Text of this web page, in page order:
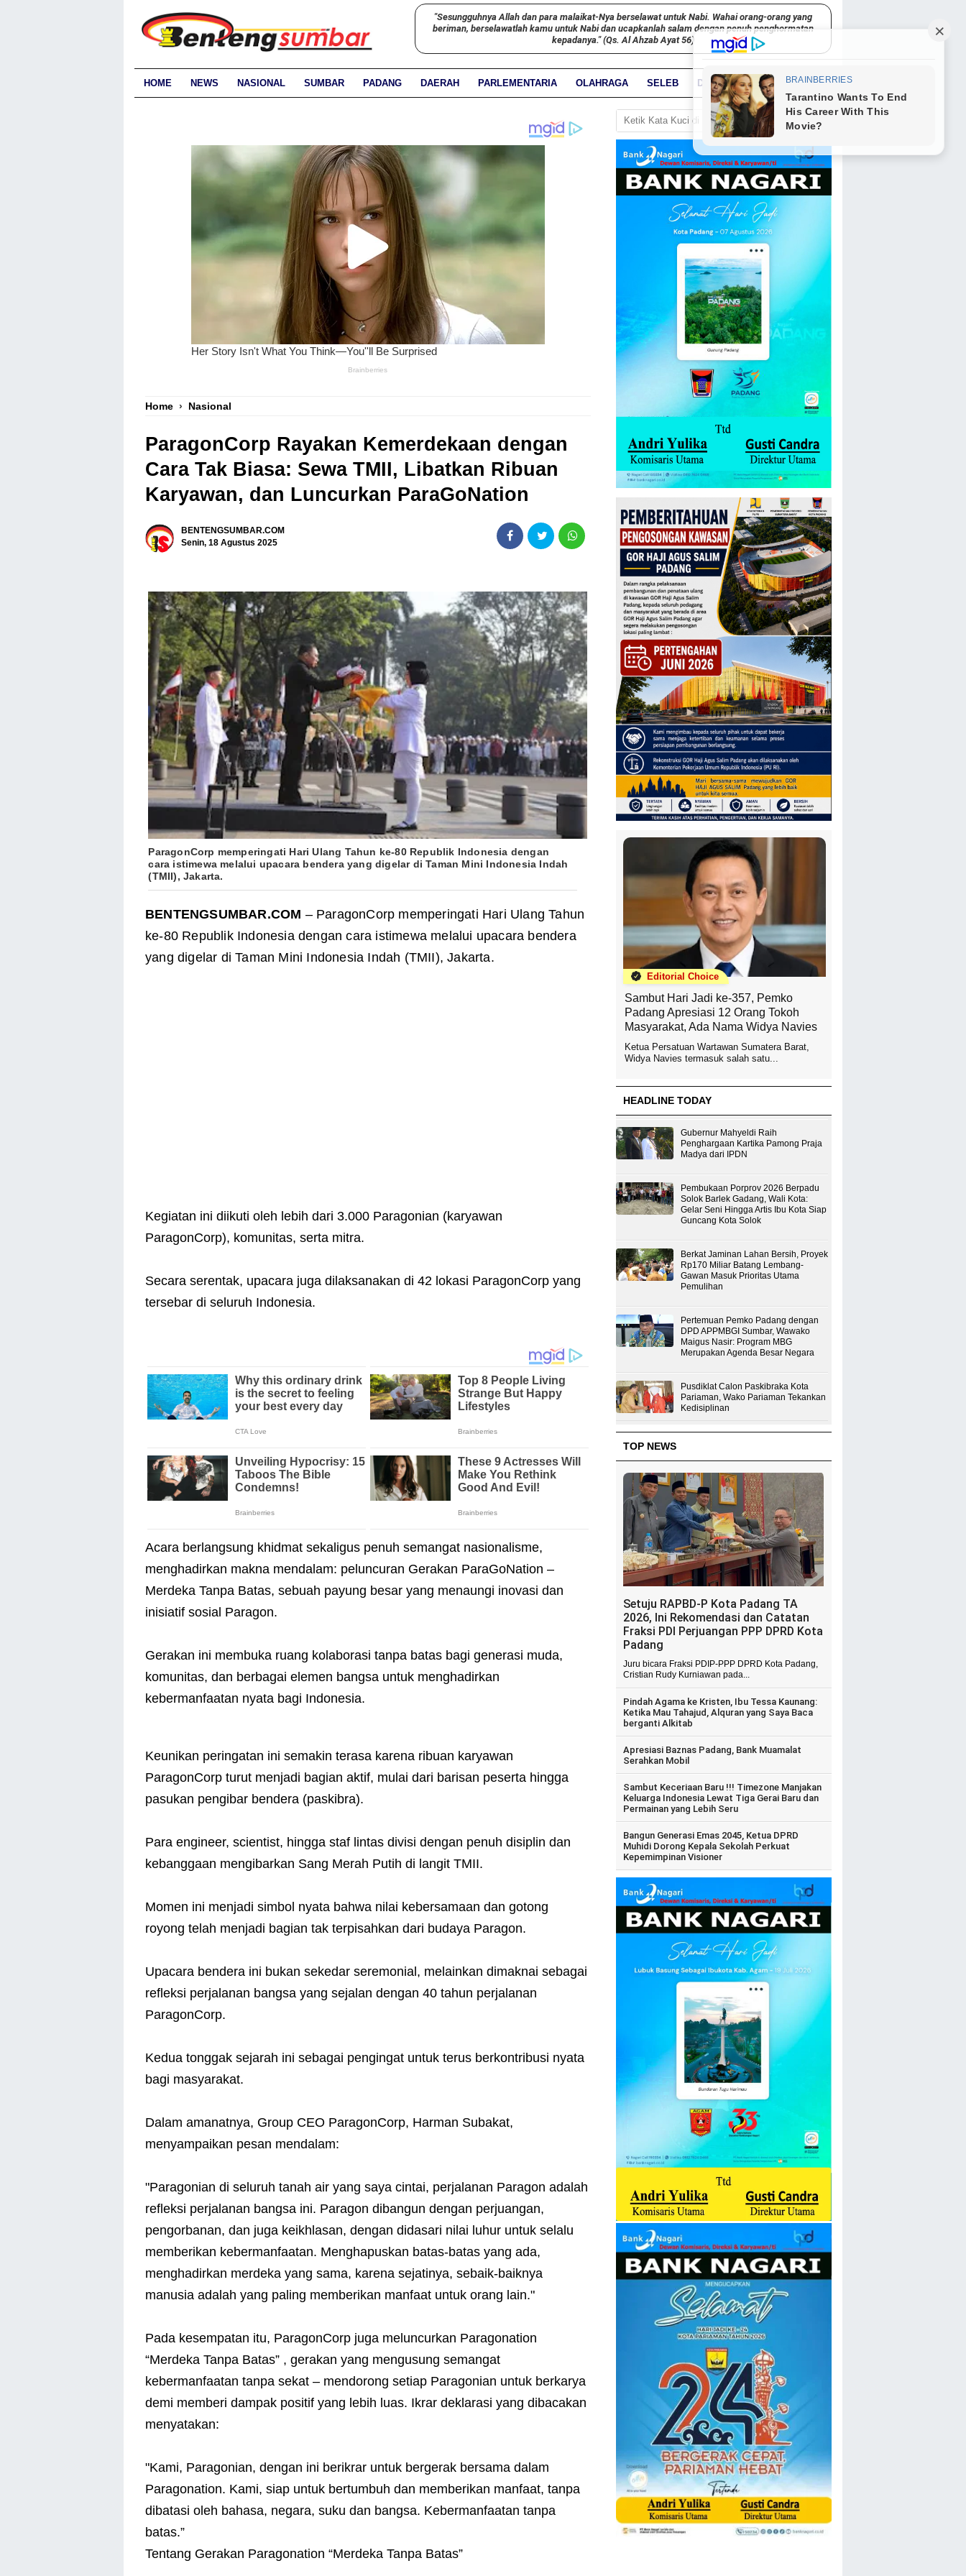
"Sesungguhnya Allah dan para malaikat-Nya berselawat untuk Nabi. Wahai orang-orang yang
beriman, berselawatlah kamu untuk Nabi dan ucapkanlah salam dengan penuh penghormatan
kepadanya." (Qs. Al Ahzab Ayat 56)
HOME NEWS NASIONAL SUMBAR PADANG DAERAH PARLEMENTARIA OLAHRAGA SELEB DUNIA PARIWARA
Home › Nasional
ParagonCorp Rayakan Kemerdekaan dengan
Cara Tak Biasa: Sewa TMII, Libatkan Ribuan
Karyawan, dan Luncurkan ParaGoNation
BENTENGSUMBAR.COM
Senin, 18 Agustus 2025
ParagonCorp memperingati Hari Ulang Tahun ke-80 Republik Indonesia dengan
cara istimewa melalui upacara bendera yang digelar di Taman Mini Indonesia Indah
(TMII), Jakarta.
BENTENGSUMBAR.COM – ParagonCorp memperingati Hari Ulang Tahun
ke-80 Republik Indonesia dengan cara istimewa melalui upacara bendera
yang digelar di Taman Mini Indonesia Indah (TMII), Jakarta.
Kegiatan ini diikuti oleh lebih dari 3.000 Paragonian (karyawan
ParagonCorp), komunitas, serta mitra.
Secara serentak, upacara juga dilaksanakan di 42 lokasi ParagonCorp yang
tersebar di seluruh Indonesia.
Acara berlangsung khidmat sekaligus penuh semangat nasionalisme,
menghadirkan makna mendalam: peluncuran Gerakan ParaGoNation –
Merdeka Tanpa Batas, sebuah payung besar yang menaungi inovasi dan
inisiatif sosial Paragon.
Gerakan ini membuka ruang kolaborasi tanpa batas bagi generasi muda,
komunitas, dan berbagai elemen bangsa untuk menghadirkan
kebermanfaatan nyata bagi Indonesia.
Keunikan peringatan ini semakin terasa karena ribuan karyawan
ParagonCorp turut menjadi bagian aktif, mulai dari barisan peserta hingga
pasukan pengibar bendera (paskibra).
Para engineer, scientist, hingga staf lintas divisi dengan penuh disiplin dan
kebanggaan mengibarkan Sang Merah Putih di langit TMII.
Momen ini menjadi simbol nyata bahwa nilai kebersamaan dan gotong
royong telah menjadi bagian tak terpisahkan dari budaya Paragon.
Upacara bendera ini bukan sekedar seremonial, melainkan dimaknai sebagai
refleksi perjalanan bangsa yang sejalan dengan 40 tahun perjalanan
ParagonCorp.
Kedua tonggak sejarah ini sebagai pengingat untuk terus berkontribusi nyata
bagi masyarakat.
Dalam amanatnya, Group CEO ParagonCorp, Harman Subakat,
menyampaikan pesan mendalam:
"Paragonian di seluruh tanah air yang saya cintai, perjalanan Paragon adalah
refleksi perjalanan bangsa ini. Paragon dibangun dengan perjuangan,
pengorbanan, dan juga keikhlasan, dengan didasari nilai luhur untuk selalu
memberikan kebermanfaatan. Menghapuskan batas-batas yang ada,
menghadirkan merdeka yang sama, karena sejatinya, sebaik-baiknya
manusia adalah yang paling memberikan manfaat untuk orang lain."
Pada kesempatan itu, ParagonCorp juga meluncurkan Paragonation
“Merdeka Tanpa Batas” , gerakan yang mengusung semangat
kebermanfaatan tanpa sekat – mendorong setiap Paragonian untuk berkarya
demi memberi dampak positif yang lebih luas. Ikrar deklarasi yang dibacakan
menyatakan:
"Kami, Paragonian, dengan ini berikrar untuk bergerak bersama dalam
Paragonation. Kami, siap untuk bertumbuh dan memberikan manfaat, tanpa
dibatasi oleh bahasa, negara, suku dan bangsa. Kebermanfaatan tanpa
batas.”
Tentang Gerakan Paragonation “Merdeka Tanpa Batas”
GO
Editorial Choice
Sambut Hari Jadi ke-357, Pemko
Padang Apresiasi 12 Orang Tokoh
Masyarakat, Ada Nama Widya Navies
Ketua Persatuan Wartawan Sumatera Barat,
Widya Navies termasuk salah satu...
HEADLINE TODAY
Gubernur Mahyeldi Raih
Penghargaan Kartika Pamong Praja
Madya dari IPDN
Pembukaan Porprov 2026 Berpadu
Solok Barlek Gadang, Wali Kota:
Gelar Seni Hingga Artis Ibu Kota Siap
Guncang Kota Solok
Berkat Jaminan Lahan Bersih, Proyek
Rp170 Miliar Batang Lembang-
Gawan Masuk Prioritas Utama
Pemulihan
Pertemuan Pemko Padang dengan
DPD APPMBGI Sumbar, Wawako
Maigus Nasir: Program MBG
Merupakan Agenda Besar Negara
Pusdiklat Calon Paskibraka Kota
Pariaman, Wako Pariaman Tekankan
Kedisiplinan
TOP NEWS
Setuju RAPBD-P Kota Padang TA
2026, Ini Rekomendasi dan Catatan
Fraksi PDI Perjuangan PPP DPRD Kota
Padang
Juru bicara Fraksi PDIP-PPP DPRD Kota Padang,
Cristian Rudy Kurniawan pada...
Pindah Agama ke Kristen, Ibu Tessa Kaunang:
Ketika Mau Tahajud, Alquran yang Saya Baca
berganti Alkitab
Apresiasi Baznas Padang, Bank Muamalat
Serahkan Mobil
Sambut Keceriaan Baru !!! Timezone Manjakan
Keluarga Indonesia Lewat Tiga Gerai Baru dan
Permainan yang Lebih Seru
Bangun Generasi Emas 2045, Ketua DPRD
Muhidi Dorong Kepala Sekolah Perkuat
Kepemimpinan Visioner